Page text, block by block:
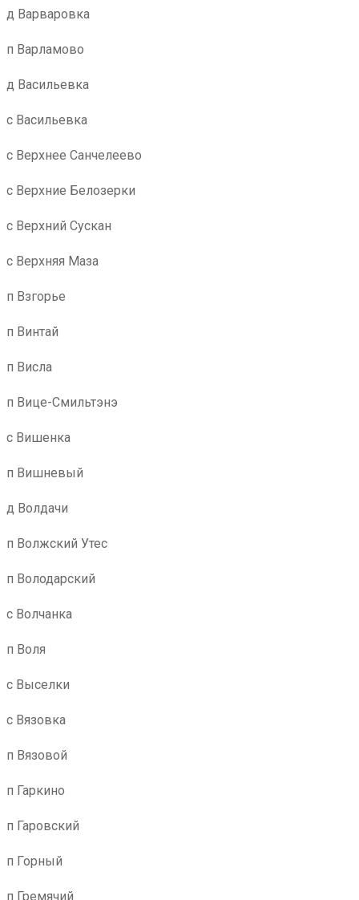
д Варваровка
п Варламово
д Васильевка
с Васильевка
с Верхнее Санчелеево
с Верхние Белозерки
с Верхний Сускан
с Верхняя Маза
п Взгорье
п Винтай
п Висла
п Вице-Смильтэнэ
с Вишенка
п Вишневый
д Волдачи
п Волжский Утес
п Володарский
с Волчанка
п Воля
с Выселки
с Вязовка
п Вязовой
п Гаркино
п Гаровский
п Горный
п Гремячий